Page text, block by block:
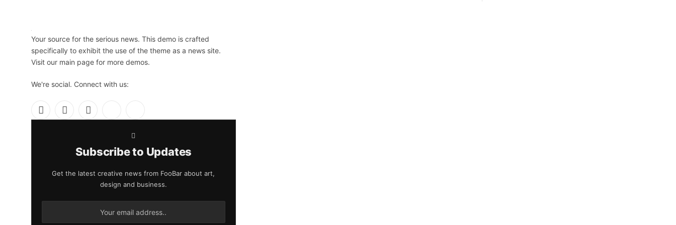
Your source for the serious news. This demo is crafted
specifically to exhibit the use of the theme as a news site.
Visit our main page for more demos.
We're social. Connect with us:
Facebook
X
Instagram
Subscribe to Updates
Get the latest creative news from FooBar about art,
design and business.